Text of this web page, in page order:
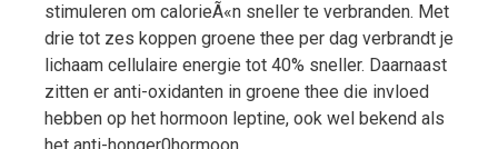
stimuleren om calorieÃ«n sneller te verbranden. Met
drie tot zes koppen groene thee per dag verbrandt je
lichaam cellulaire energie tot 40% sneller. Daarnaast
zitten er anti-oxidanten in groene thee die invloed
hebben op het hormoon leptine, ook wel bekend als